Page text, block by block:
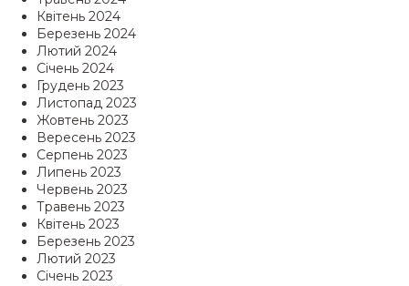
Квітень 2024
Березень 2024
Лютий 2024
Січень 2024
Грудень 2023
Листопад 2023
Жовтень 2023
Вересень 2023
Серпень 2023
Липень 2023
Червень 2023
Травень 2023
Квітень 2023
Березень 2023
Лютий 2023
Січень 2023